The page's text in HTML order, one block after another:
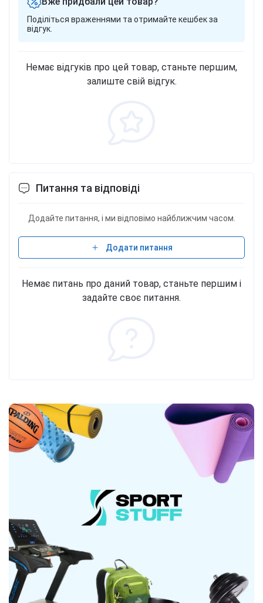
ароматизатор, мальтодекстрин, подсластитель
(сукралоза), никотиновая кислота, пиридоксин
гидрохлорид (витамин В6), цианокобаламин
70 порций.
Поділіться враженнями та отримайте кешбек за
відгук.
Немає відгуків про цей товар, станьте першим,
залиште свій відгук.
Питання та відповіді
Додайте питання, і ми відповімо найближчим часом.
Додати питання
Немає питань про даний товар, станьте першим і
задайте своє питання.